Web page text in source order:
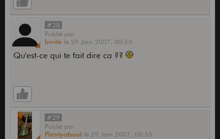
#28
Publié par
Invité le 29 Janv 2007, 00:53
Qu'est-ce qui te fait dire ca ??
#29
Publié par
Plentyofsoul le 29 Janv 2007, 08:55